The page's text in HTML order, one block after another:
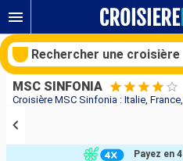
MSC SINFONIA
Payez en
Rechercher une croisière